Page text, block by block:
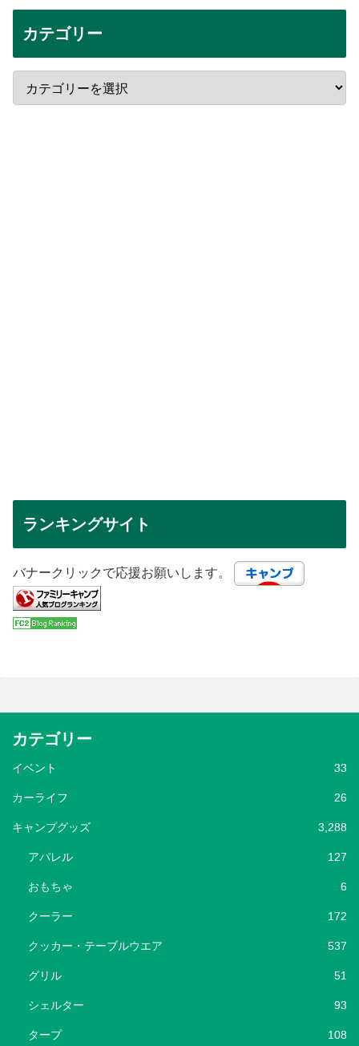
カテゴリー
ランキングサイト
バナークリックで応援お願いします。
カテゴリー
イベント 33
カーライフ 26
キャンプグッズ 3,288
アパレル 127
おもちゃ 6
クーラー 172
クッカー・テーブルウエア 537
グリル 51
シェルター 93
タープ 108